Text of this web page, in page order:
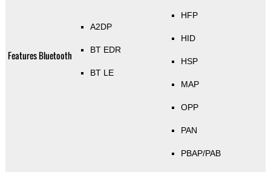
Features Bluetooth
A2DP
BT EDR
BT LE
HFP
HID
HSP
MAP
OPP
PAN
PBAP/PAB